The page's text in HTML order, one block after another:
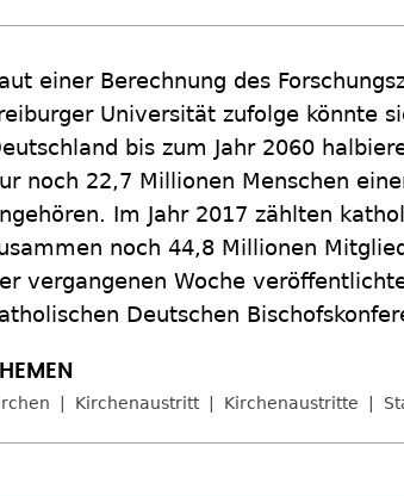
einer Berechnung des
Universität zufolge könnte
bis zum Jahr 2060
noch 22,7 Millionen Menschen
Im Jahr 2017 zählten
noch 44,8 Millionen
vergangenen Woche
Deutschen
Kirchenaustritt Kirchenaustritte